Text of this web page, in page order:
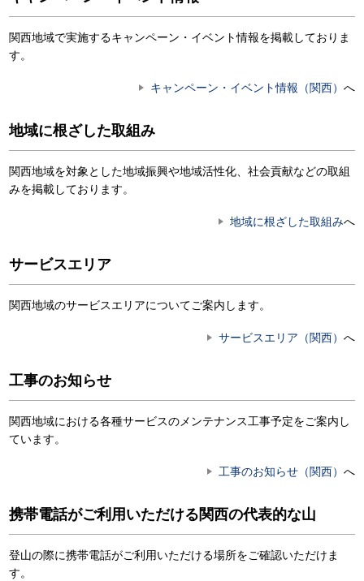
関西地域で実施するキャンペーン・イベント情報を掲載しておりま
す。
キャンペーン・イベント情報（関西） へ
地域に根ざした取組み
関西地域を対象とした地域振興や地域活性化、社会貢献などの取組
みを掲載しております。
地域に根ざした取組みへ
サービスエリア
関西地域のサービスエリアについてご案内します。
サービスエリア（関西） へ
工事のお知らせ
関西地域における各種サービスのメンテナンス工事予定をご案内し
ています。
工事のお知らせ（関西） へ
携帯電話がご利用いただける関西の代表的な山
登山の際に携帯電話がご利用いただける場所をご確認いただけま
す。